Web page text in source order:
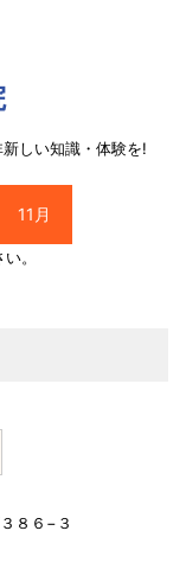
しい知識・体験を!
11月
。
８６−３